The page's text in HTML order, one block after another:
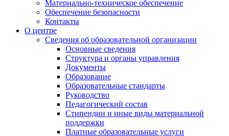
Материально-техническое обеспечение
Обеспечение безопасности
Контакты
О центре
Сведения об образовательной организации
Основные сведения
Структура и органы управления
Документы
Образование
Образовательные стандарты
Руководство
Педагогический состав
Стипендии и иные виды материальной
поддержки
Платные образовательные услуги